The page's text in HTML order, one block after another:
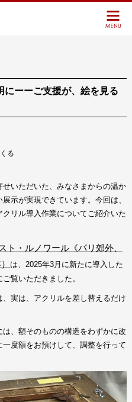
にーーご支援が、絵を見る
る
いただいた、みなさまからの温か
示が実現できています。今回は、
リル導入作業についてご紹介いた
ト・ルノワール《パリ郊外、
は、2025年3月に新たに導入した
覧いただきました。
実は、アクリルを差し替えるだけ
、額そのものの構造をわずかに改
度額をお預けして、調整を行って